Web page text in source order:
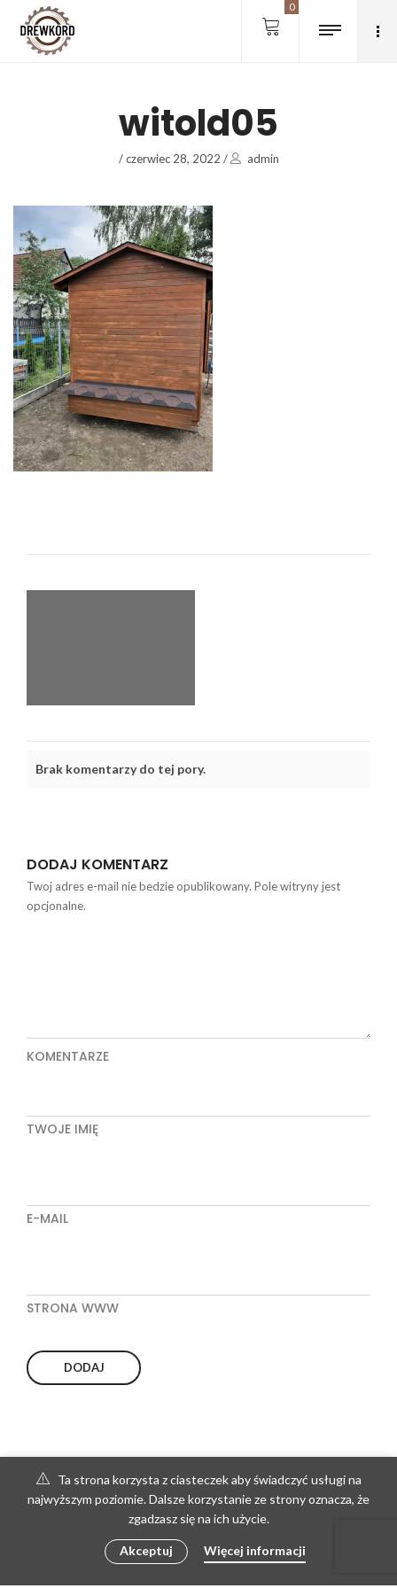
0
witold05
/ czerwiec 28, 2022 / admin
Brak komentarzy do tej pory.
DODAJ KOMENTARZ
Twoj adres e-mail nie bedzie opublikowany. Pole witryny jest
opcjonalne.
KOMENTARZE
TWOJE IMIĘ
E-MAIL
STRONA WWW
Ta strona korzysta z ciasteczek aby świadczyć usługi na
najwyższym poziomie. Dalsze korzystanie ze strony oznacza, że
zgadzasz się na ich użycie.
Akceptuj Więcej informacji